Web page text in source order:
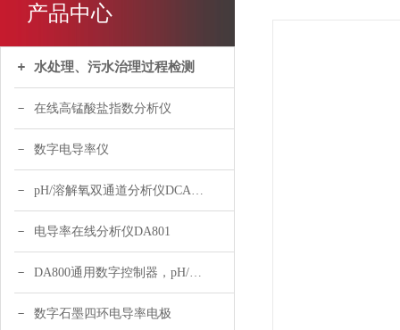
产品中心
水处理、污水治理过程检测
在线高锰酸盐指数分析仪
数字电导率仪
pH/溶解氧双通道分析仪DCA120
电导率在线分析仪DA801
DA800通用数字控制器，pH/DO/ORP多参数
数字石墨四环电导率电极